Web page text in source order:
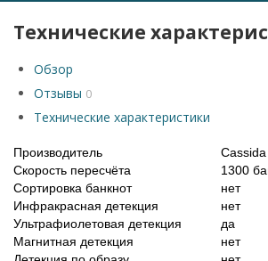
Технические
Обзор
Отзывы 0
Технические характеристики
Производитель
Cassida
Скорость пересчёта
1300
Сортировка банкнот
нет
Инфракрасная детекция
нет
Ультрафиолетовая детекция
да
Магнитная детекция
нет